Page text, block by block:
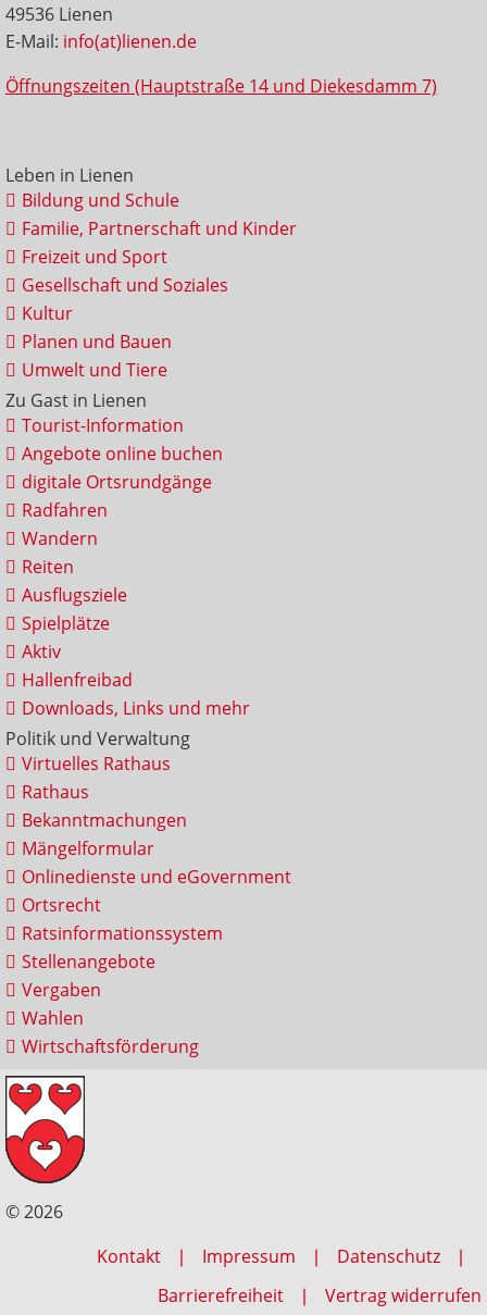
49536 Lienen
E-Mail: info(at)lienen.de
Öffnungszeiten (Hauptstraße 14 und Diekesdamm 7)
Leben in Lienen
Bildung und Schule
Familie, Partnerschaft und Kinder
Freizeit und Sport
Gesellschaft und Soziales
Kultur
Planen und Bauen
Umwelt und Tiere
Zu Gast in Lienen
Tourist-Information
Angebote online buchen
digitale Ortsrundgänge
Radfahren
Wandern
Reiten
Ausflugsziele
Spielplätze
Aktiv
Hallenfreibad
Downloads, Links und mehr
Politik und Verwaltung
Virtuelles Rathaus
Rathaus
Bekanntmachungen
Mängelformular
Onlinedienste und eGovernment
Ortsrecht
Ratsinformationssystem
Stellenangebote
Vergaben
Wahlen
Wirtschaftsförderung
© 2026
Kontakt
Impressum
Datenschutz
Barrierefreiheit
Vertrag widerrufen